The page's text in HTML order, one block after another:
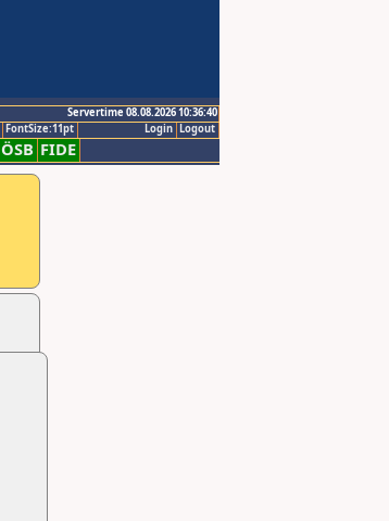
Servertime 08.08.2026 10:36:40
Logout
Login
FontSize:11pt
ÖSB FIDE